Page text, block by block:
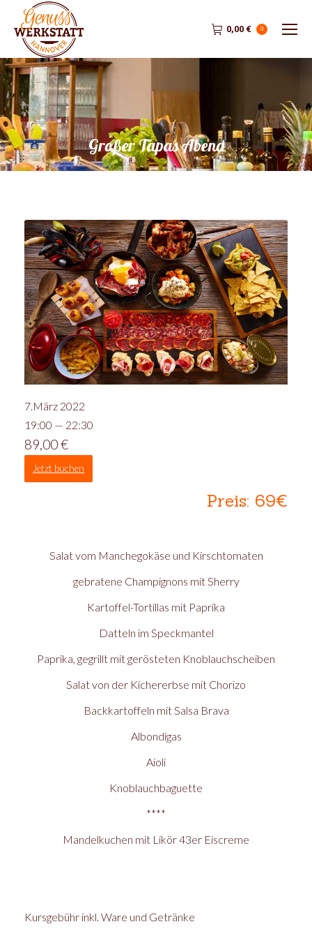
0,00 € 0
Großer Tapas Abend
Preis: 69€
Salat vom Manchegokäse und Kirschtomaten
gebratene Champignons mit Sherry
Kartoffel-Tortillas mit Paprika
Datteln im Speckmantel
Paprika, gegrillt mit gerösteten Knoblauchscheiben
Salat von der Kichererbse mit Chorizo
Backkartoffeln mit Salsa Brava
Albondigas
Aioli
Knoblauchbaguette
****
Mandelkuchen mit Likör 43er Eiscreme
Kursgebühr inkl. Ware und Getränke
7.März 2022
19:00 — 22:30
89,00€
Jetzt buchen